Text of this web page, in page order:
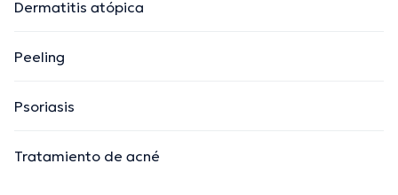
Dermatitis atópica
Peeling
Psoriasis
Tratamiento de acné